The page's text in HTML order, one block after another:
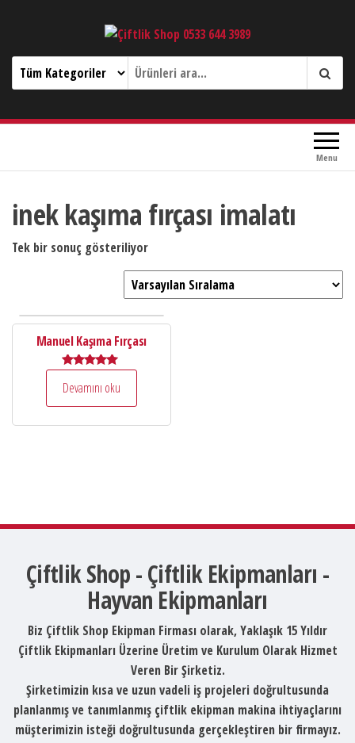
Çiftlik Shop 0533 644 3989
Menu
inek kaşıma fırçası imalatı
Tek bir sonuç gösteriliyor
Manuel Kaşıma Fırçası
5.00
oy aldı
Devamını oku
Çiftlik Shop - Çiftlik Ekipmanları -
Hayvan Ekipmanları
Biz Çiftlik Shop Ekipman Firması olarak, Yaklaşık 15 Yıldır
Çiftlik Ekipmanları Üzerine Üretim ve Kurulum Olarak Hizmet
Veren Bir Şirketiz.
Şirketimizin kısa ve uzun vadeli iş projeleri doğrultusunda
planlanmış ve tanımlanmış çiftlik ekipman makina ihtiyaçlarını
müşterimizin isteği doğrultusunda gerçekleştiren bir firmayız.